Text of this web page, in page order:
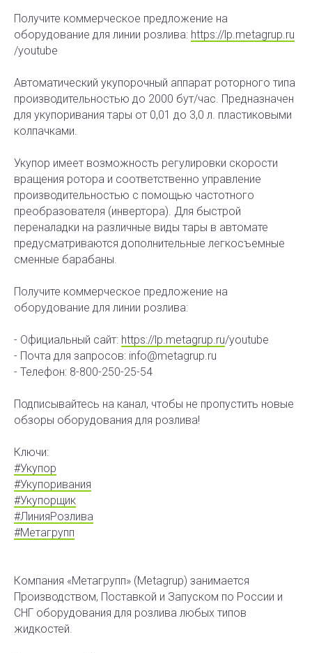
Получите коммерческое предложение на
оборудование для линии розлива: https://lp.metagrup.ru
/youtube
Автоматический укупорочный аппарат роторного типа
производительностью до 2000 бут/час. Предназначен
для укупоривания тары от 0,01 до 3,0 л. пластиковыми
колпачками.
Укупор имеет возможность регулировки скорости
вращения ротора и соответственно управление
производительностью с помощью частотного
преобразователя (инвертора). Для быстрой
переналадки на различные виды тары в автомате
предусматриваются дополнительные легкосъемные
сменные барабаны.
Получите коммерческое предложение на
оборудование для линии розлива:
- Официальный сайт: https://lp.metagrup.ru​/youtube
- Почта для запросов: info@metagrup.ru
- Телефон: 8-800-250-25-54
Подписывайтесь на канал, чтобы не пропустить новые
обзоры оборудования для розлива!
Ключи:
#Укупор
#Укупоривания
#Укупорщик
#ЛинияРозлива
#Метагрупп
Компания «Метагрупп» (Metagrup) занимается
Производством, Поставкой и Запуском по России и
СНГ оборудования для розлива любых типов
жидкостей.